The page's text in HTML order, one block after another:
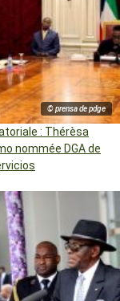
© prensa de pdge
: Thérèsa
nommée DGA de